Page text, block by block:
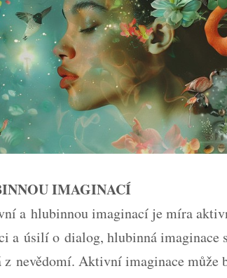
IMAGINACÍ
a hlubinnou imaginací je míra
a úsilí o dialog, hlubinná imaginace
nevědomí. Aktivní imaginace